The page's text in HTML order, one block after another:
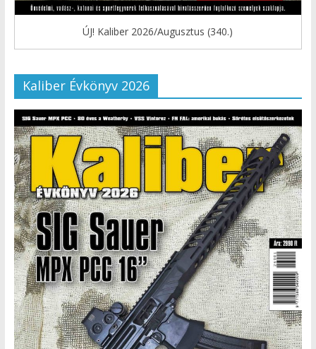
ÚJ! Kaliber 2026/Augusztus (340.)
Kaliber Évkönyv 2026